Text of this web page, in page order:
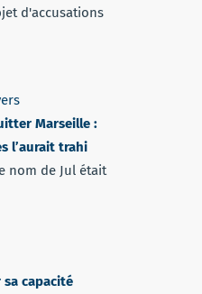
d'accusations
Marseille :
l’aurait trahi
nom de Jul était
capacité